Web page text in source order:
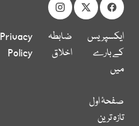
ایکسپریس
کے بارے
میں
ضابطہ
اخلاق
Privacy
Policy
صفحۂ اول
تازہ ترین